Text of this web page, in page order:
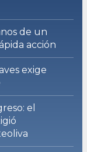
de un
acción
exige
el